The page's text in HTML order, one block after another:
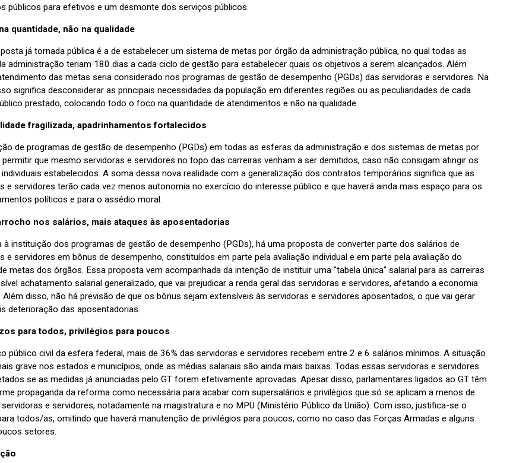
públicos para efetivos e um desmonte dos serviços públicos.
quantidade, não na qualidade
já tornada pública é a de estabelecer um sistema de metas por órgão da administração pública, no qual todas as
administração teriam 180 dias a cada ciclo de gestão para estabelecer quais os objetivos a serem alcançados. Além
das metas seria considerado nos programas de gestão de desempenho (PGDs) das servidoras e servidores. Na
significa desconsiderar as principais necessidades da população em diferentes regiões ou as peculiaridades de cada
prestado, colocando todo o foco na quantidade de atendimentos e não na qualidade.
fragilizada, apadrinhamentos fortalecidos
de programas de gestão de desempenho (PGDs) em todas as esferas da administração e dos sistemas de metas por
permitir que mesmo servidoras e servidores no topo das carreiras venham a ser demitidos, caso não consigam atingir os
estabelecidos. A soma dessa nova realidade com a generalização dos contratos temporários significa que as
e servidores terão cada vez menos autonomia no exercício do interesse público e que haverá ainda mais espaço para os
políticos e para o assédio moral.
nos salários, mais ataques às aposentadorias
à instituição dos programas de gestão de desempenho (PGDs), há uma proposta de converter parte dos salários de
e servidores em bônus de desempenho, constituídos em parte pela avaliação individual e em parte pela avaliação do
metas dos órgãos. Essa proposta vem acompanhada da intenção de instituir uma "tabela única" salarial para as carreiras
achatamento salarial generalizado, que vai prejudicar a renda geral das servidoras e servidores, afetando a economia
Além disso, não há previsão de que os bônus sejam extensíveis às servidoras e servidores aposentados, o que vai gerar
deterioração das aposentadorias.
para todos, privilégios para poucos
público civil da esfera federal, mais de 36% das servidoras e servidores recebem entre 2 e 6 salários mínimos. A situação
grave nos estados e municípios, onde as médias salariais são ainda mais baixas. Todas essas servidoras e servidores
se as medidas já anunciadas pelo GT forem efetivamente aprovadas. Apesar disso, parlamentares ligados ao GT têm
propaganda da reforma como necessária para acabar com supersalários e privilégios que só se aplicam a menos de
servidoras e servidores, notadamente na magistratura e no MPU (Ministério Público da União). Com isso, justifica-se o
todos/as, omitindo que haverá manutenção de privilégios para poucos, como no caso das Forças Armadas e alguns
setores.